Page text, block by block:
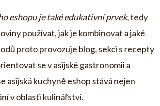
eshopu je také edukativní prvek, tedy
používat, jak je kombinovat a jaké
proto provozuje blog, sekci s recepty
se v asijské gastronomii a
asijská kuchyně eshop stává nejen
v oblasti kulinářství.